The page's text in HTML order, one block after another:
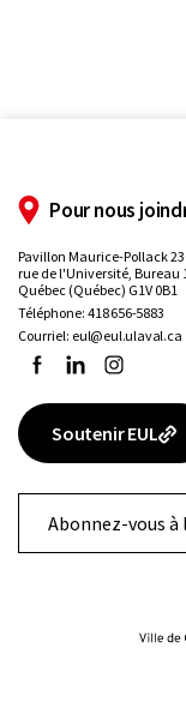
Pour nous
Pavillon Maurice-Pollack
rue de l'Université, Bureau
Québec (Québec) G1V 0B1
Téléphone: 418 656-5883
Courriel: eul@eul.ulaval.ca
Facebook
LinkedIn
Soutenir EUL
Abonnez-vous